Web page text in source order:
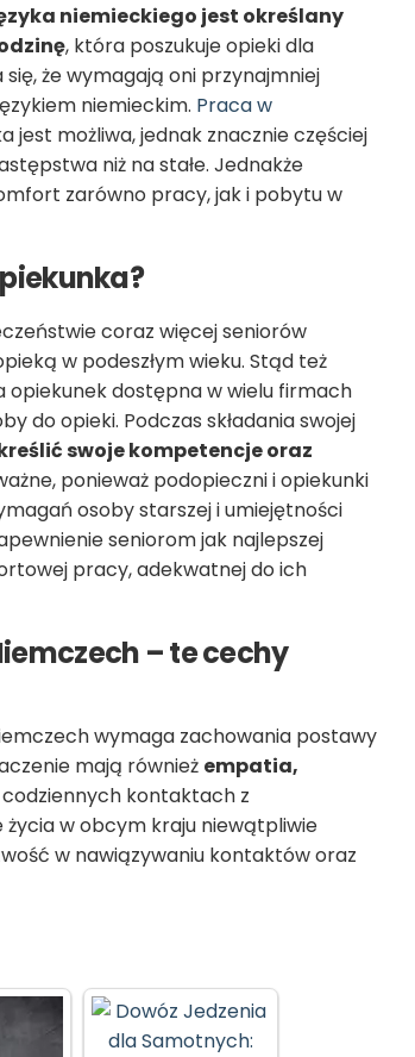
niemieckiego jest określany
, która poszukuje opieki dla
że wymagają oni przynajmniej
niemieckim. Praca w
jest możliwa, jednak znacznie częściej
niż na stałe. Jednakże
zarówno pracy, jak i pobytu w
coraz więcej seniorów
w podeszłym wieku. Stąd też
opiekunek dostępna w wielu firmach
do opieki. Podczas składania swojej
swoje kompetencje oraz
ponieważ podopieczni i opiekunki
osoby starszej i umiejętności
seniorom jak najlepszej
pracy, adekwatnej do ich
– te cechy
wymaga zachowania postawy
mają również empatia,
codziennych kontaktach z
życia w obcym kraju niewątpliwie
w nawiązywaniu kontaktów oraz